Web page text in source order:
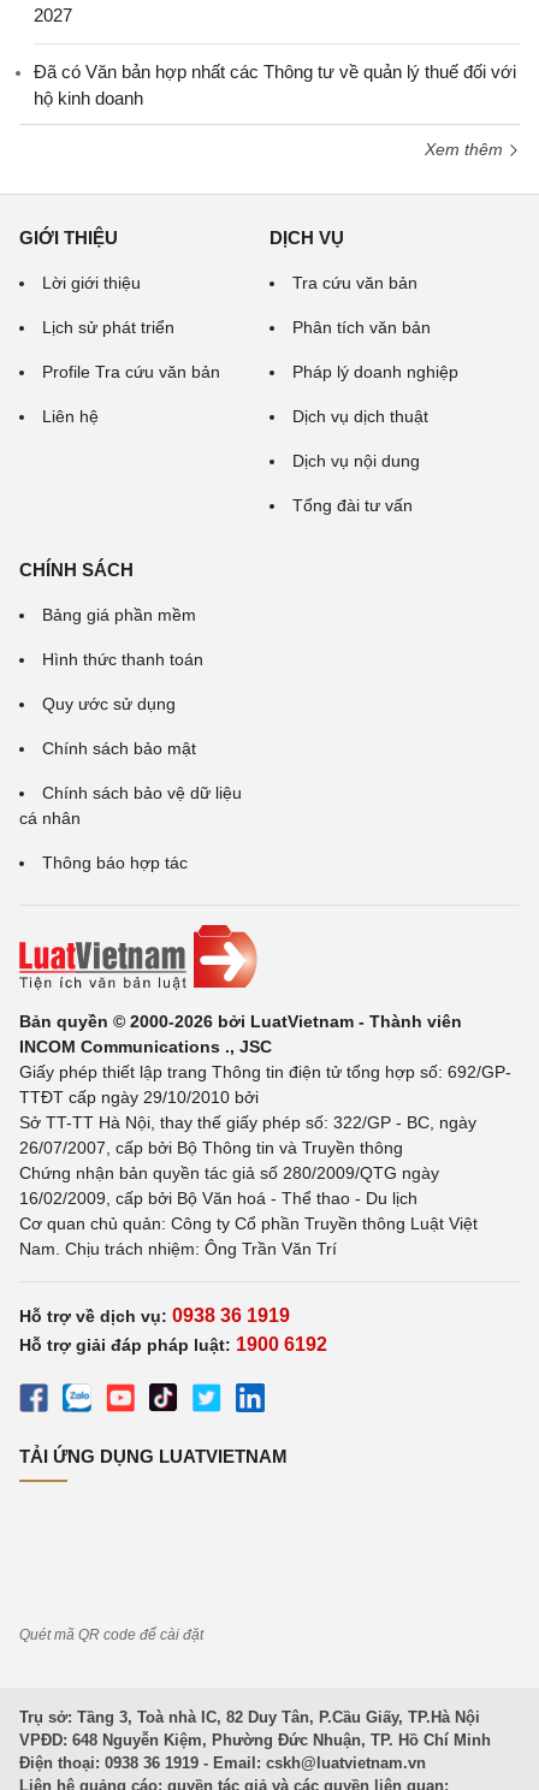
2027
Đã có Văn bản hợp nhất các Thông tư về quản lý thuế đối với
hộ kinh doanh
Xem thêm
GIỚI THIỆU
Lời giới thiệu
Lịch sử phát triển
Profile Tra cứu văn bản
Liên hệ
DỊCH VỤ
Tra cứu văn bản
Phân tích văn bản
Pháp lý doanh nghiệp
Dịch vụ dịch thuật
Dịch vụ nội dung
Tổng đài tư vấn
CHÍNH SÁCH
Bảng giá phần mềm
Hình thức thanh toán
Quy ước sử dụng
Chính sách bảo mật
Chính sách bảo vệ dữ liệu
cá nhân
Thông báo hợp tác
Bản quyền © 2000-2026 bởi LuatVietnam - Thành viên
INCOM Communications ., JSC
Giấy phép thiết lập trang Thông tin điện tử tổng hợp số: 692/GP-
TTĐT cấp ngày 29/10/2010 bởi
Sở TT-TT Hà Nội, thay thế giấy phép số: 322/GP - BC, ngày
26/07/2007, cấp bởi Bộ Thông tin và Truyền thông
Chứng nhận bản quyền tác giả số 280/2009/QTG ngày
16/02/2009, cấp bởi Bộ Văn hoá - Thể thao - Du lịch
Cơ quan chủ quản: Công ty Cổ phần Truyền thông Luật Việt
Nam. Chịu trách nhiệm: Ông Trần Văn Trí
Hỗ trợ về dịch vụ: 0938 36 1919
Hỗ trợ giải đáp pháp luật: 1900 6192
TẢI ỨNG DỤNG LUATVIETNAM
Quét mã QR code để cài đặt
Trụ sở: Tầng 3, Toà nhà IC, 82 Duy Tân, P.Cầu Giấy, TP.Hà Nội
VPĐD: 648 Nguyễn Kiệm, Phường Đức Nhuận, TP. Hồ Chí Minh
Điện thoại: 0938 36 1919 - Email: cskh@luatvietnam.vn
Liên hệ quảng cáo; quyền tác giả và các quyền liên quan: